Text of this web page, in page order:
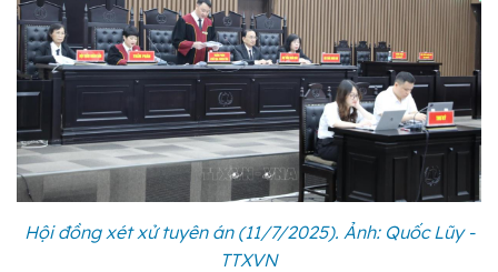
Hội đồng xét xử tuyên án (11/7/2025). Ảnh: Quốc Lũy -
TTXVN